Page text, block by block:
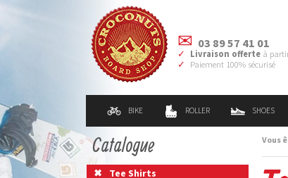
03 89 57 41 01
Livraison offerte à
Paiement 100% sécurisé
BIKE ROLLER SHOES
Vous
Catalogue
Tee Shirts